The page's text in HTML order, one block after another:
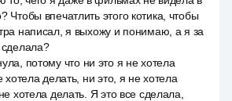
Чтобы впечатлить этого котика, чтобы
написал, я выхожу и понимаю, а я за
потому что ни это я не хотела
хотела делать, ни это, я не хотела
хотела делать. Я это все сделала,